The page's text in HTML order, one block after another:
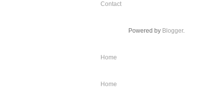
Contact
Powered by Blogger.
Home
Home